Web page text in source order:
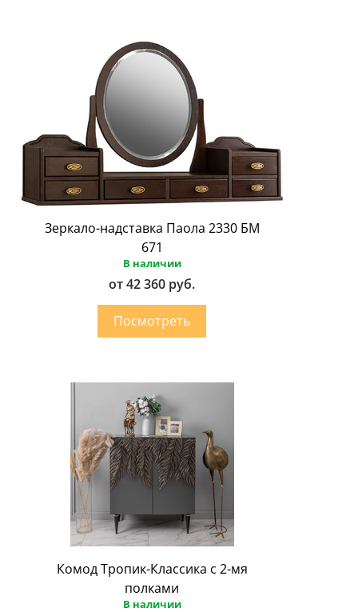
Зеркало-надставка Паола 2330 БМ
671
В наличии
от 42 360 руб.
Комод Тропик-Классика с 2-мя
полками
В наличии